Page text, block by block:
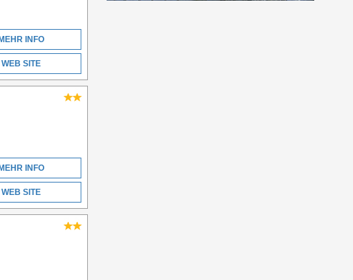
MEHR INFO
WEB SITE
MEHR INFO
WEB SITE